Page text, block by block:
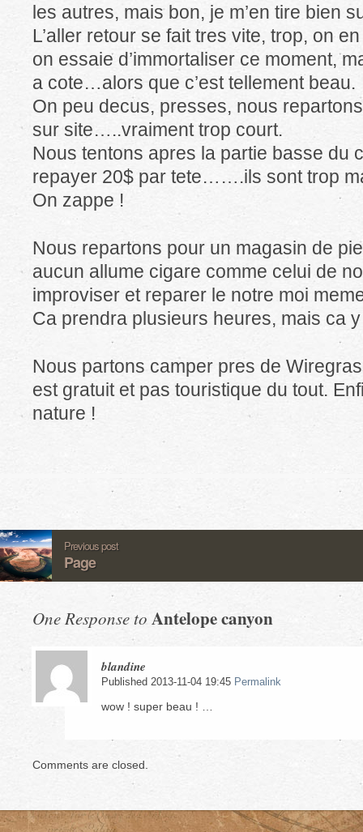
les autres, mais bon, je m’en tire bien
L’aller retour se fait tres vite, trop, on
on essaie d’immortaliser ce moment,
a cote…alors que c’est tellement beau.
On peu decus, presses, nous
sur site…..vraiment trop court.
Nous tentons apres la partie basse du
repayer 20$ par tete…….ils sont trop
On zappe !
Nous repartons pour un magasin de
aucun allume cigare comme celui de
improviser et reparer le notre moi
Ca prendra plusieurs heures, mais ca
Nous partons camper pres de
est gratuit et pas touristique du tout.
nature !
Previous post
Page
One Response to Antelope canyon
blandine
Published 2013-11-04 19:45 Permalink
wow ! super beau ! …
Comments are closed.